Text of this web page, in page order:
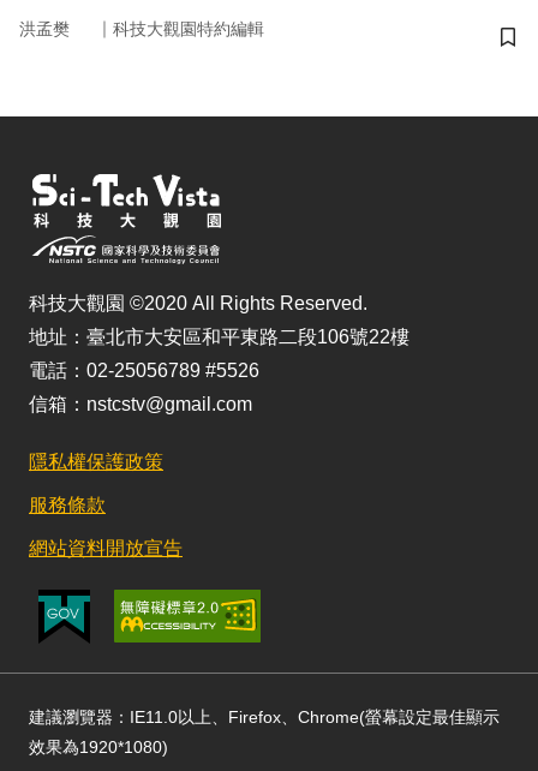
洪孟樊 ｜ 科技大觀園特約編輯
儲
科技大觀園 ©2020 All Rights Reserved.
地址：臺北市大安區和平東路二段106號22樓
電話：02-25056789 #5526
信箱：nstcstv@gmail.com
隱私權保護政策
服務條款
網站資料開放宣告
建議瀏覽器：IE11.0以上、Firefox、Chrome(螢幕設定最佳顯示
效果為1920*1080)